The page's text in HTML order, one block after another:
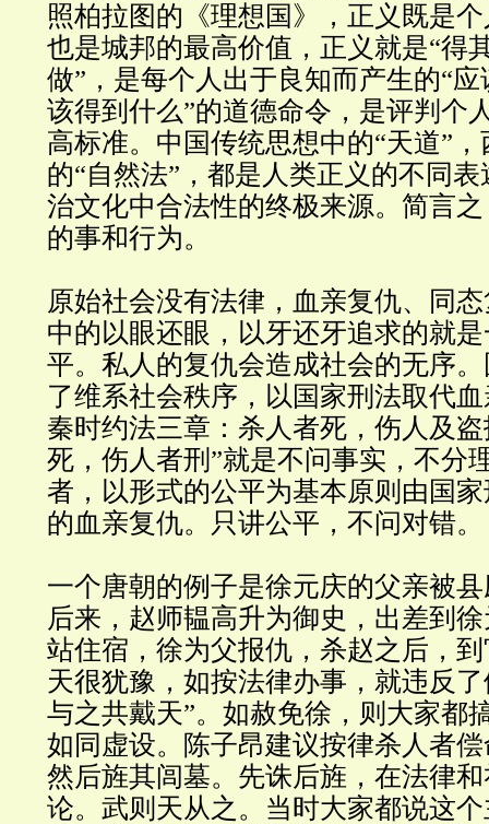
照柏拉图的《理想国》，正义既是
也是城邦的最高价值，正义就是“得
做”，是每个人出于良知而产生的“应
该得到什么”的道德命令，是评判个
高标准。中国传统思想中的“天道”
的“自然法”，都是人类正义的不同
治文化中合法性的终极来源。简言
的事和行为。
原始社会没有法律，血亲复仇、同
中的以眼还眼，以牙还牙追求的就
平。私人的复仇会造成社会的无序
了维系社会秩序，以国家刑法取代
秦时约法三章：杀人者死，伤人及
死，伤人者刑”就是不问事实，不分
者，以形式的公平为基本原则由国
的血亲复仇。只讲公平，不问对错。
一个唐朝的例子是徐元庆的父亲被
后来，赵师韫高升为御史，出差到
站住宿，徐为父报仇，杀赵之后，
天很犹豫，如按法律办事，就违反
与之共戴天”。如赦免徐，则大家都
如同虚设。陈子昂建议按律杀人者
然后旌其闾墓。先诛后旌，在法律
论。武则天从之。当时大家都说这